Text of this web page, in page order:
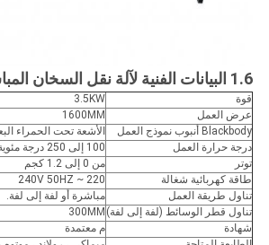
1.6 البيانات الفنية لآلة نقل السخان المباشر
قوة
3.5KW
عرض العمل
1600MM
Blackbody أنبوب نموذج العمل
الأشعة تحت الحمراء
درجة حرارة العمل
100 إلى 250 درجة مئوية
توتر
من 0 إلى 1.2 كجم
طاقة كهربائية شغالة
220 ~ 240V 50HZ
تناول طريقة العمل
مباشرة أو لفة إلى لفة.
تناول قطر الوسائط (لفة إلى لفة) 300MM
شهادة
م معتمدة